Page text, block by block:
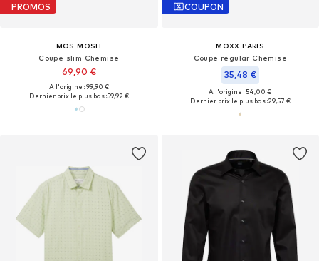
PROMOS
MOS MOSH
Coupe slim Chemise
69,90 €
À l'origine : 99,90 €
Dernier prix le plus bas :59,92 €
COUPON
MOXX PARIS
Coupe regular Chemise
35,48 €
À l'origine : 54,00 €
Dernier prix le plus bas :29,57 €